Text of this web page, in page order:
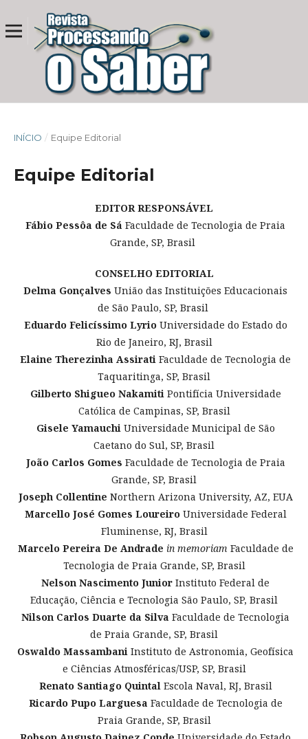
INÍCIO / Equipe Editorial
Equipe Editorial
EDITOR RESPONSÁVEL
Fábio Pessôa de Sá Faculdade de Tecnologia de Praia
Grande, SP, Brasil
CONSELHO EDITORIAL
Delma Gonçalves União das Instituições Educacionais
de São Paulo, SP, Brasil
Eduardo Felicíssimo LyrioUniversidade do Estado do
Rio de Janeiro, RJ, Brasil
Elaine Therezinha Assirati Faculdade de Tecnologia de
Taquaritinga, SP, Brasil
Gilberto Shigueo NakamitiPontifícia Universidade
Católica de Campinas, SP, Brasil
Gisele YamauchiUniversidade Municipal de São
Caetano do Sul, SP, Brasil
João Carlos Gomes Faculdade de Tecnologia de Praia
Grande, SP, Brasil
Joseph Collentine Northern Arizona University, AZ, EUA
Marcello José Gomes LoureiroUniversidade Federal
Fluminense, RJ, Brasil
Marcelo Pereira De Andrade in memoriam Faculdade de
Tecnologia de Praia Grande, SP, Brasil
Nelson Nascimento Junior Instituto Federal de
Educação, Ciência e Tecnologia São Paulo, SP, Brasil
Nilson Carlos Duarte da Silva Faculdade de Tecnologia
de Praia Grande, SP, Brasil
Oswaldo Massambani Instituto de Astronomia, Geofísica
e Ciências Atmosféricas/USP, SP, Brasil
Renato Santiago QuintalEscola Naval, RJ, Brasil
Ricardo Pupo Larguesa Faculdade de Tecnologia de
Praia Grande, SP, Brasil